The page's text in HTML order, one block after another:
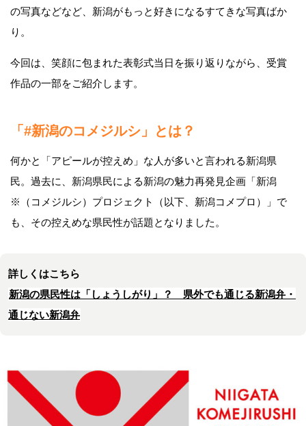
の写真などなど、新潟がもっと好きになるすてきな写真ばか
り。
今回は、笑顔に包まれた表彰式当日を振り返りながら、受賞
作品の一部をご紹介します。
「#新潟のコメジルシ」とは？
何かと「アピールが控えめ」な人が多いと言われる新潟県
民。過去に、新潟県民による新潟の魅力再発見企画「新潟
※（コメジルシ）プロジェクト（以下、新潟コメプロ）」で
も、その控えめな県民性が話題となりました。
詳しくはこちら
新潟の県民性は「しょうしがり」？ 県外でも通じる新潟弁・
通じない新潟弁